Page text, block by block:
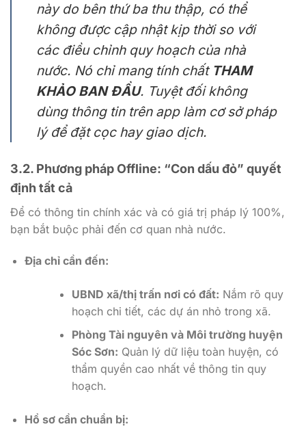
này do bên thứ ba thu thập, có thể
không được cập nhật kịp thời so với
các điều chỉnh quy hoạch của nhà
nước. Nó chỉ mang tính chất THAM
KHẢO BAN ĐẦU. Tuyệt đối không
dùng thông tin trên app làm cơ sở pháp
lý để đặt cọc hay giao dịch.
3.2. Phương pháp Offline: “Con dấu đỏ” quyết
định tất cả
Để có thông tin chính xác và có giá trị pháp lý 100%,
bạn bắt buộc phải đến cơ quan nhà nước.
Địa chỉ cần đến:
UBND xã/thị trấn nơi có đất: Nắm rõ quy
hoạch chi tiết, các dự án nhỏ trong xã.
Phòng Tài nguyên và Môi trường huyện
Sóc Sơn: Quản lý dữ liệu toàn huyện, có
thẩm quyền cao nhất về thông tin quy
hoạch.
Hồ sơ cần chuẩn bị: